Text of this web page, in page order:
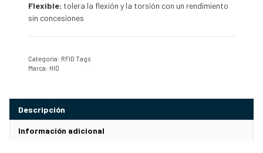
Flexible: tolera la flexión y la torsión con un rendimiento
sin concesiones
Categoría: RFID Tags
Marca: HID
Descripción
Información adicional